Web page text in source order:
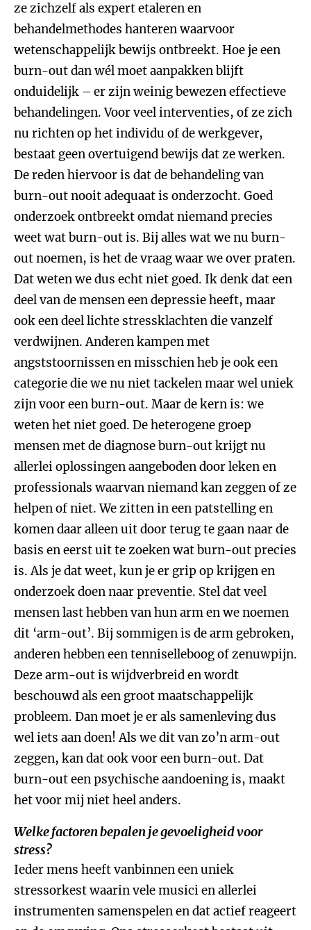
ze zichzelf als expert etaleren en
behandelmethodes hanteren waarvoor
wetenschappelijk bewijs ontbreekt. Hoe je een
burn-out dan wél moet aanpakken blijft
onduidelijk – er zijn weinig bewezen effectieve
behandelingen. Voor veel interventies, of ze zich
nu richten op het individu of de werkgever,
bestaat geen overtuigend bewijs dat ze werken.
De reden hiervoor is dat de behandeling van
burn-out nooit adequaat is onderzocht. Goed
onderzoek ontbreekt omdat niemand precies
weet wat burn-out is. Bij alles wat we nu burn-
out noemen, is het de vraag waar we over praten.
Dat weten we dus echt niet goed. Ik denk dat een
deel van de mensen een depressie heeft, maar
ook een deel lichte stressklachten die vanzelf
verdwijnen. Anderen kampen met
angststoornissen en misschien heb je ook een
categorie die we nu niet tackelen maar wel uniek
zijn voor een burn-out. Maar de kern is: we
weten het niet goed. De heterogene groep
mensen met de diagnose burn-out krijgt nu
allerlei oplossingen aangeboden door leken en
professionals waarvan niemand kan zeggen of ze
helpen of niet. We zitten in een patstelling en
komen daar alleen uit door terug te gaan naar de
basis en eerst uit te zoeken wat burn-out precies
is. Als je dat weet, kun je er grip op krijgen en
onderzoek doen naar preventie. Stel dat veel
mensen last hebben van hun arm en we noemen
dit ‘arm-out’. Bij sommigen is de arm gebroken,
anderen hebben een tenniselleboog of zenuwpijn.
Deze arm-out is wijdverbreid en wordt
beschouwd als een groot maatschappelijk
probleem. Dan moet je er als samenleving dus
wel iets aan doen! Als we dit van zo’n arm-out
zeggen, kan dat ook voor een burn-out. Dat
burn-out een psychische aandoening is, maakt
het voor mij niet heel anders.
Welke factoren bepalen je gevoeligheid voor
stress?
Ieder mens heeft vanbinnen een uniek
stressorkest waarin vele musici en allerlei
instrumenten samenspelen en dat actief reageert